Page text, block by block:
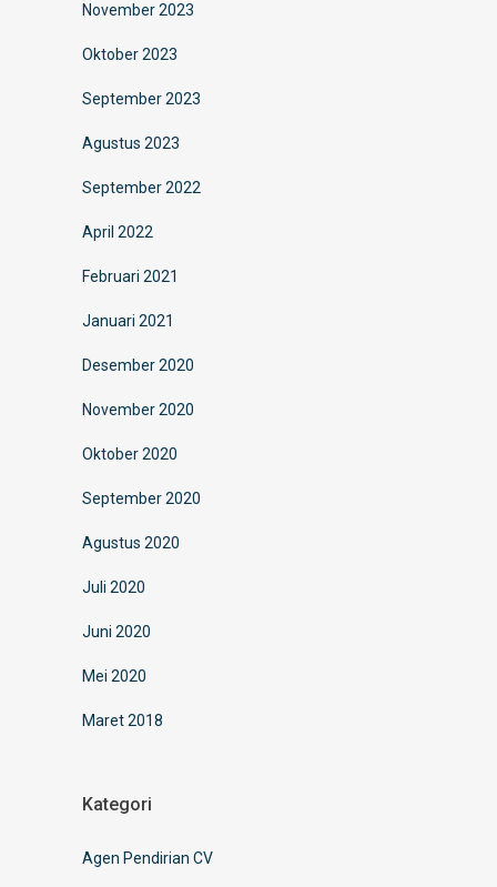
November 2023
Oktober 2023
September 2023
Agustus 2023
September 2022
April 2022
Februari 2021
Januari 2021
Desember 2020
November 2020
Oktober 2020
September 2020
Agustus 2020
Juli 2020
Juni 2020
Mei 2020
Maret 2018
Kategori
Agen Pendirian CV